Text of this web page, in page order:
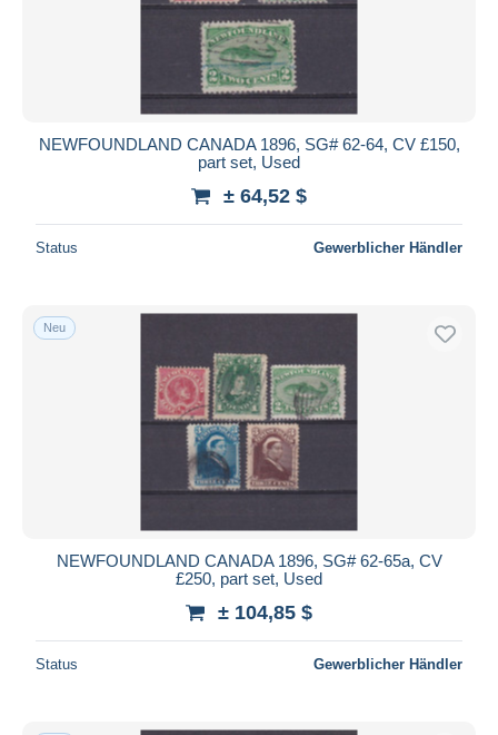
NEWFOUNDLAND CANADA 1896, SG# 62-64, CV £150,
part set, Used
± 64,52 $
Status Gewerblicher Händler
Neu
NEWFOUNDLAND CANADA 1896, SG# 62-65a, CV
£250, part set, Used
± 104,85 $
Status Gewerblicher Händler